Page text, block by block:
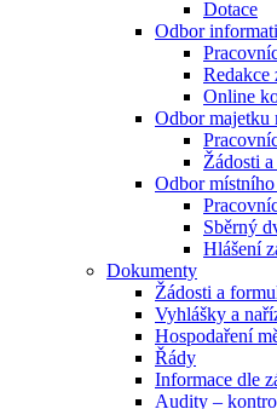
Dotace
Odbor
Redakce
Online
Odbor majetku
Žádosti
Odbor
Sběrný
Hlášení
Dokumenty
Žádosti a
Vyhlášky a
Hospodaření
Řády
Informace dle
Audity –